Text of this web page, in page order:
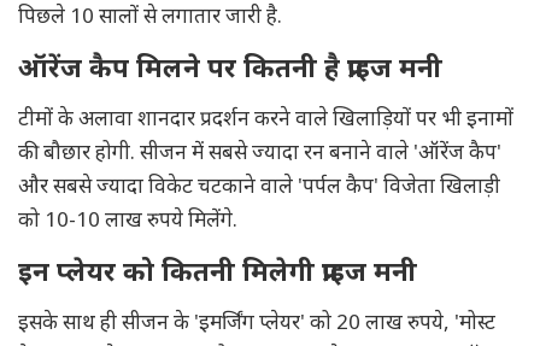
पिछले 10 सालों से लगातार जारी है.
ऑरेंज कैप मिलने पर कितनी है प्राइज मनी
टीमों के अलावा शानदार प्रदर्शन करने वाले खिलाड़ियों पर भी इनामों
की बौछार होगी. सीजन में सबसे ज्यादा रन बनाने वाले 'ऑरेंज कैप'
और सबसे ज्यादा विकेट चटकाने वाले 'पर्पल कैप' विजेता खिलाड़ी
को 10-10 लाख रुपये मिलेंगे.
इन प्लेयर को कितनी मिलेगी प्राइज मनी
इसके साथ ही सीजन के 'इमर्जिंग प्लेयर' को 20 लाख रुपये, 'मोस्ट